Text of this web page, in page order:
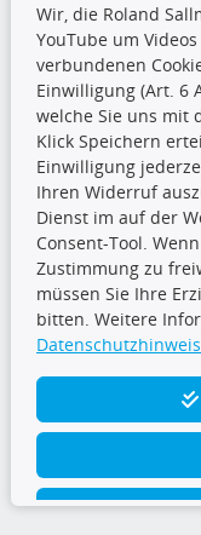
CARAT Gruppe
Folge uns
TecDoc Inside
Wir, die Roland
YouTube um
verbundenen
Einwilligung (Art. 6
welche Sie uns mit
Klick Speichern
Einwilligung
Ihren Widerruf
Dienst im auf der
Consent-Tool.
Zustimmung zu
müssen Sie Ihre
bitten. Weitere